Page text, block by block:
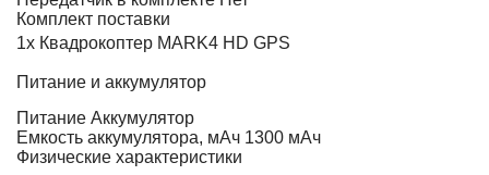
Комплект поставки
1x Квадрокоптер MARK4 HD GPS
Питание и аккумулятор
Питание Аккумулятор
Емкость аккумулятора, мАч 1300 мАч
Физические характеристики